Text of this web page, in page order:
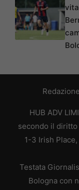
Redazione
HUB ADV
secondo il
1-3 Irish Place,
Testata
Bologna con